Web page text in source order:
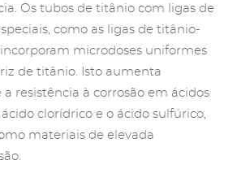
Os tubos de titânio com ligas de
como as ligas de titânio-
incorporam microdoses uniformes
de titânio. Isto aumenta
resistência à corrosão em ácidos
clorídrico e o ácido sulfúrico,
materiais de elevada